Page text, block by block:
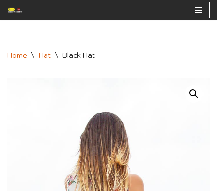
Home \ Hat \ Black Hat